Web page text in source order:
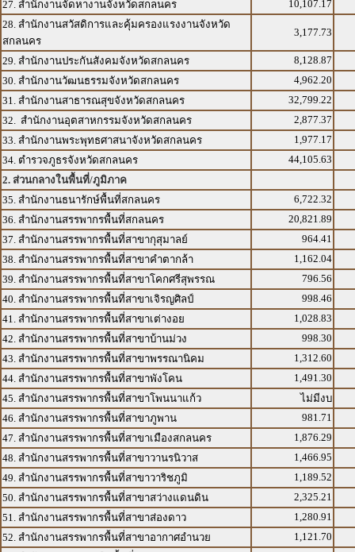
27. สำนักงานจัดหางานจังหวัดสกลนคร
10,107.17
28. สำนักงานสวัสดิการและคุ้มครองแรงงานจังหวัด
สกลนคร
3,177.73
29. สำนักงานประกันสังคมจังหวัดสกลนคร
8,128.87
30. สำนักงานวัฒนธรรมจังหวัดสกลนคร
4,962.20
31. สำนักงานสาธารณสุขจังหวัดสกลนคร
32,799.22
32. สำนักงานอุตสาหกรรมจังหวัดสกลนคร
2,877.37
33. สำนักงานพระพุทธศาสนาจังหวัดสกลนคร
1,977.17
34. ตำรวจภูธรจังหวัดสกลนคร
44,105.63
2. ส่วนกลางในพื้นที่/ภูมิภาค
35. สำนักงานธนารักษ์พื้นที่สกลนคร
6,722.32
36. สำนักงานสรรพากรพื้นที่สกลนคร
20,821.89
37. สำนักงานสรรพากรพื้นที่สาขากุสุมาลย์
964.41
38. สำนักงานสรรพากรพื้นที่สาขาคำตากล้า
1,162.04
39. สำนักงานสรรพากรพื้นที่สาขาโคกศรีสุพรรณ
796.56
40. สำนักงานสรรพากรพื้นที่สาขาเจิรญศิลป์
998.46
41. สำนักงานสรรพากรพื้นที่สาขาเต่างอย
1,028.83
42. สำนักงานสรรพากรพื้นที่สาขาบ้านม่วง
998.30
43. สำนักงานสรรพากรพื้นที่สาขาพรรณานิคม
1,312.60
44. สำนักงานสรรพากรพื้นที่สาขาพังโคน
1,491.30
45. สำนักงานสรรพากรพื้นที่สาขาโพนนาแก้ว
ไม่มีงบ
46. สำนักงานสรรพากรพื้นที่สาขาภูพาน
981.71
47. สำนักงานสรรพากรพื้นที่สาขาเมืองสกลนคร
1,876.29
48. สำนักงานสรรพากรพื้นที่สาขาวานรนิวาส
1,466.95
49. สำนักงานสรรพากรพื้นที่สาขาวาริชภูมิ
1,189.52
50. สำนักงานสรรพากรพื้นที่สาขาสว่างแดนดิน
2,325.21
51. สำนักงานสรรพากรพื้นที่สาขาส่องดาว
1,280.91
52. สำนักงานสรรพากรพื้นที่สาขาอากาศอำนวย
1,121.70